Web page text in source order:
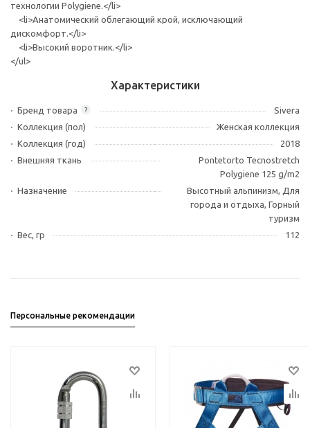
технологии Polygiene.</li>
<li>Анатомический облегающий крой, исключающий
дискомфорт.</li>
<li>Высокий воротник.</li>
</ul>
Характеристики
?
Бренд товара
Sivera
Коллекция (пол)
Женская коллекция
Коллекция (год)
2018
Внешняя ткань
Pontetorto Tecnostretch
Polygiene 125 g/m2
Назначение
Высотный альпинизм, Для
города и отдыха, Горный
туризм
Вес, гр
112
Персональные рекомендации